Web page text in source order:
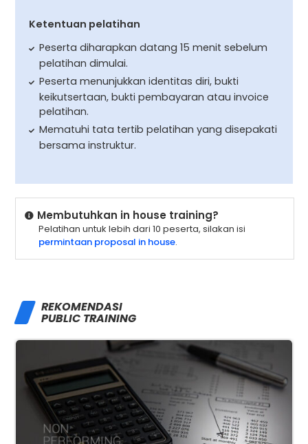
Ketentuan pelatihan
Peserta diharapkan datang 15 menit sebelum
pelatihan dimulai.
Peserta menunjukkan identitas diri, bukti
keikutsertaan, bukti pembayaran atau invoice
pelatihan.
Mematuhi tata tertib pelatihan yang disepakati
bersama instruktur.
Membutuhkan in house training?
Pelatihan untuk lebih dari 10 peserta, silakan isi
permintaan proposal in house.
REKOMENDASI
PUBLIC TRAINING